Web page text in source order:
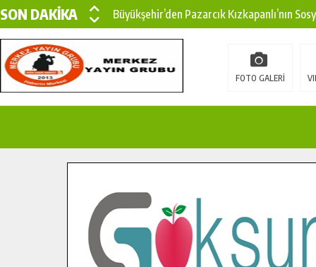
SON DAKİKA
Büyükşehir’den Pazarcık Kızkapanlı’nın
Büyükşehir’den Pazarcık Kırsalına Modern
Çin’den KSÜ’ye Uluslararası Başarı:
İlçe Jandarma Komutanı Karakaya’dan
Bertiz’in Yeni Köprüsünde Sona Doğru.
FOTO GALERİ